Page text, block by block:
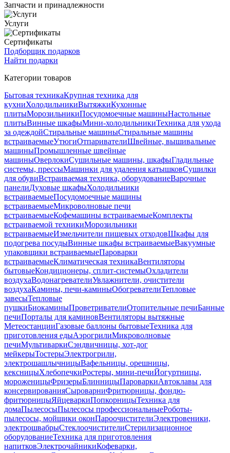
Запчасти и принадлежности
Услуги
Сертификаты
Подборщик подарков
Найти подарки
Категории товаров
Бытовая техникаКрупная техника для
кухниХолодильникиВытяжкиКухонные
плитыМорозильникиПосудомоечные машиныНастольные
плитыВинные шкафыМини-холодильникиТехника для ухода
за одеждойСтиральные машиныСтиральные машины
встраиваемыеУтюгиОтпаривателиШвейные, вышивальные
машиныПромышленные швейные
машиныОверлокиСушильные машины, шкафыГладильные
системы, прессыМашинки для удаления катышковСушилки
для обувиВстраиваемая техника, оборудованиеВарочные
панелиДуховые шкафыХолодильники
встраиваемыеПосудомоечные машины
встраиваемыеМикроволновые печи
встраиваемыеКофемашины встраиваемыеКомплекты
встраиваемой техникиМорозильники
встраиваемыеИзмельчители пищевых отходовШкафы для
подогрева посудыВинные шкафы встраиваемыеВакуумные
упаковщики встраиваемыеПароварки
встраиваемыеКлиматическая техникаВентиляторы
бытовыеКондиционеры, сплит-системыОхладители
воздухаВодонагревателиУвлажнители, очистители
воздухаКамины, печи-каминыОбогревателиТепловые
завесыТепловые
пушкиБиокаминыПроветривателиОтопительные печиБанные
печиПорталы для каминовВентиляторы вытяжные
МетеостанцииГазовые баллоны бытовыеТехника для
приготовления едыАэрогрилиМикроволновые
печиМультиваркиСэндвичницы, хот-дог
мейкерыТостерыЭлектрогрили,
электрошашлычницыВафельницы, орешницы,
кексницыХлебопечкиРостеры, мини-печиЙогуртницы,
мороженицыФризерыБлинницыПароваркиАвтоклавы для
консервированияСыроварниФритюрницы, фондю-
фритюрницыЯйцеваркиПопкорницыТехника для
домаПылесосыПылесосы профессиональныеРоботы-
пылесосы, мойщики оконПароочистителиЭлектровеники,
электрошвабрыСтеклоочистителиСтерилизационное
оборудованиеТехника для приготовления
напитковЭлектрочайникиКофеварки,